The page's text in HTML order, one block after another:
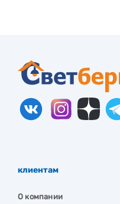
клиентам
О компании